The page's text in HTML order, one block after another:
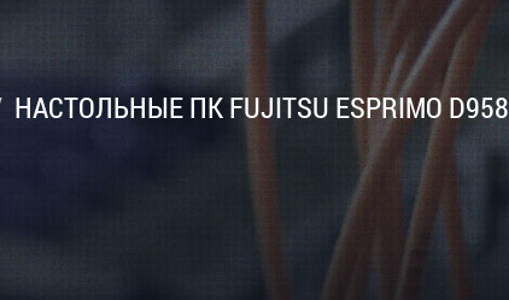
НАСТОЛЬНЫЕ ПК FUJITSU ESPRIMO D958